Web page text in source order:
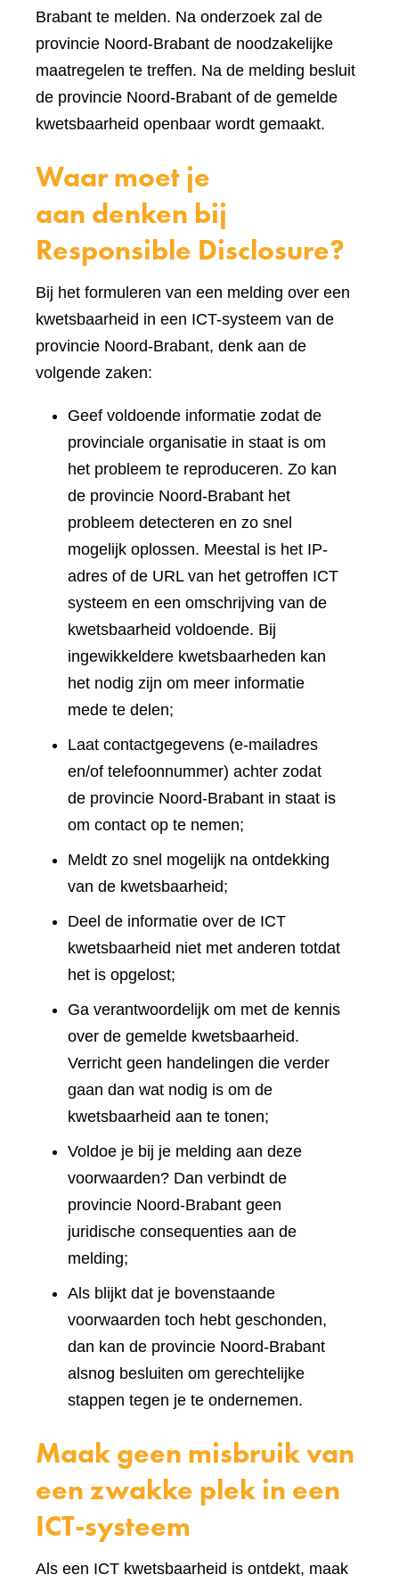
Brabant te melden. Na onderzoek zal de
provincie Noord-Brabant de noodzakelijke
maatregelen te treffen. Na de melding besluit
de provincie Noord-Brabant of de gemelde
kwetsbaarheid openbaar wordt gemaakt.
Waar moet je
aan denken bij
Responsible Disclosure?
Bij het formuleren van een melding over een
kwetsbaarheid in een ICT-systeem van de
provincie Noord-Brabant, denk aan de
volgende zaken:
Geef voldoende informatie zodat de
provinciale organisatie in staat is om
het probleem te reproduceren. Zo kan
de provincie Noord-Brabant het
probleem detecteren en zo snel
mogelijk oplossen. Meestal is het IP-
adres of de URL van het getroffen ICT
systeem en een omschrijving van de
kwetsbaarheid voldoende. Bij
ingewikkeldere kwetsbaarheden kan
het nodig zijn om meer informatie
mede te delen;
Laat contactgegevens (e-mailadres
en/of telefoonnummer) achter zodat
de provincie Noord-Brabant in staat is
om contact op te nemen;
Meldt zo snel mogelijk na ontdekking
van de kwetsbaarheid;
Deel de informatie over de ICT
kwetsbaarheid niet met anderen totdat
het is opgelost;
Ga verantwoordelijk om met de kennis
over de gemelde kwetsbaarheid.
Verricht geen handelingen die verder
gaan dan wat nodig is om de
kwetsbaarheid aan te tonen;
Voldoe je bij je melding aan deze
voorwaarden? Dan verbindt de
provincie Noord-Brabant geen
juridische consequenties aan de
melding;
Als blijkt dat je bovenstaande
voorwaarden toch hebt geschonden,
dan kan de provincie Noord-Brabant
alsnog besluiten om gerechtelijke
stappen tegen je te ondernemen.
Maak geen misbruik van
een zwakke plek in een
ICT-systeem
Als een ICT kwetsbaarheid is ontdekt, maak